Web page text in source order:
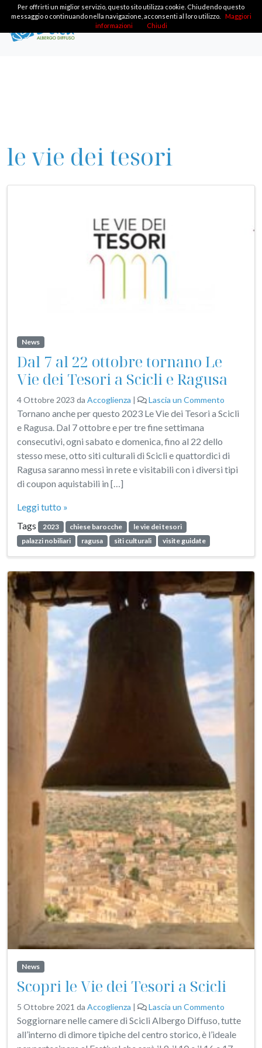
le vie dei tesori
News
Dal 7 al 22 ottobre tornano Le
Vie dei Tesori a Scicli e Ragusa
4 Ottobre 2023 da Accoglienza | Lascia un Commento
Tornano anche per questo 2023 Le Vie dei Tesori a Scicli
e Ragusa. Dal 7 ottobre e per tre fine settimana
consecutivi, ogni sabato e domenica, fino al 22 dello
stesso mese, otto siti culturali di Scicli e quattordici di
Ragusa saranno messi in rete e visitabili con i diversi tipi
di coupon aquistabili in […]
Leggi tutto »
Tags
2023 chiese barocche
le vie dei tesori
palazzi nobiliari
ragusa siti culturali visite guidate
News
Scopri le Vie dei Tesori a Scicli
5 Ottobre 2021 da Accoglienza | Lascia un Commento
Soggiornare nelle camere di Scicli Albergo Diffuso, tutte
all’interno di dimore tipiche del centro storico, è l’ideale
Per offrirti un miglior servizio, questo sito utilizza cookie. Chiudendo questo
messaggio o continuando nella navigazione, acconsenti al loro utilizzo.
Maggiori
informazioni
Chiudi